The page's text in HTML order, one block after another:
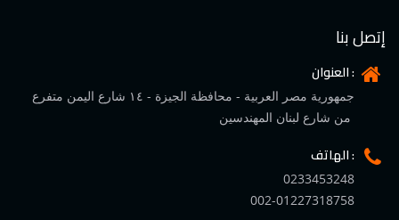
إتصل بنا
العنوان :
جمهورية مصر العربية - محافظة الجيزة - ١٤ شارع اليمن متفرع
الهاتف :
0233453248
002-01227318758